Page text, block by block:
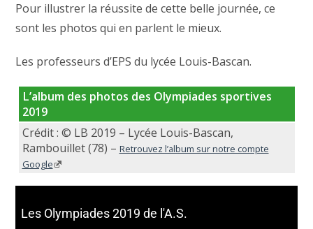
Pour illustrer la réussite de cette belle journée, ce
sont les photos qui en parlent le mieux.
Les professeurs d’EPS du lycée Louis-Bascan.
L’album des photos des Olympiades sportives
2019
Crédit : © LB 2019 – Lycée Louis-Bascan,
Rambouillet (78) – Retrouvez l’album sur notre compte
Google
Les Olympiades 2019 de l'A.S.